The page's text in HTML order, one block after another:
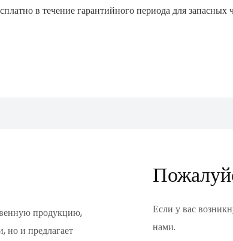
в течение гарантийного периода для запасных
продукцию,
но и предлагает
Если у вас
нами.